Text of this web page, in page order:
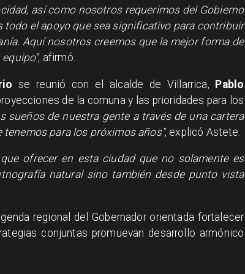
así como nosotros requerimos del Gobierno
el apoyo que sea significativo para contribuir
Aquí nosotros creemos que la mejor forma de
, afirmó.
se reunió con el alcalde de Villarrica, Pablo
de la comuna y las prioridades para los
sueños de nuestra gente a través de una cartera
para los próximos años", explicó Astete.
ofrecer en esta ciudad que no solamente es
natural sino también desde punto vista
regional del Gobernador orientada fortalecer
conjuntas promuevan desarrollo armónico